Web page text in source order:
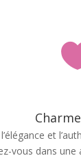
et
vous dans une